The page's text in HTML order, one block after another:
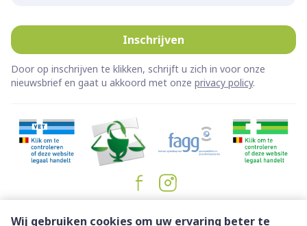
Wij gebruiken cookies om uw ervaring beter te
Inschrijven
Door op inschrijven te klikken, schrijft u zich in voor onze
nieuwsbrief en gaat u akkoord met onze privacy policy.
Juridische links